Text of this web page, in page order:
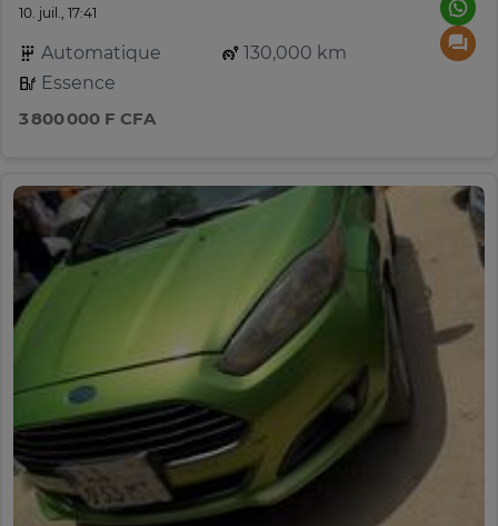
10. juil., 17:41
Automatique
130,000 km
Essence
3 800 000 F CFA